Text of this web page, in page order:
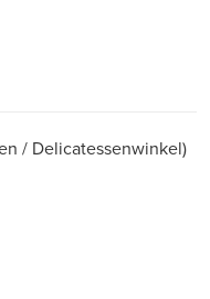
/ Delicatessenwinkel)